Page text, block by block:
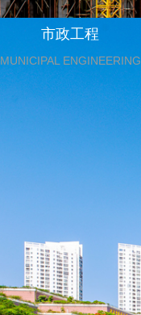
市政工程
MUNICIPAL ENGINEERING